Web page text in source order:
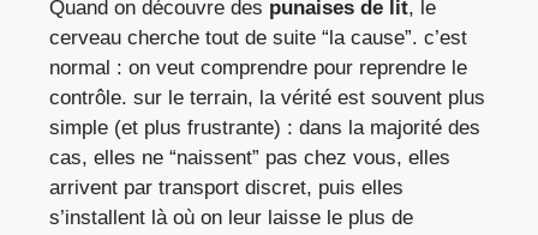
Quand on découvre des punaises de lit, le
cerveau cherche tout de suite “la cause”. c’est
normal : on veut comprendre pour reprendre le
contrôle. sur le terrain, la vérité est souvent plus
simple (et plus frustrante) : dans la majorité des
cas, elles ne “naissent” pas chez vous, elles
arrivent par transport discret, puis elles
s’installent là où on leur laisse le plus de